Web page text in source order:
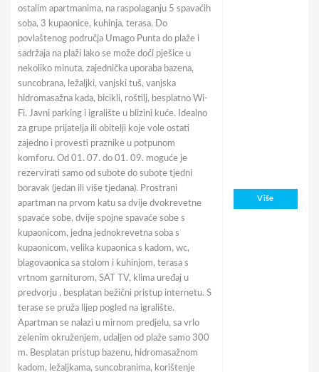
ostalim apartmanima, na raspolaganju 5 spavaćih
soba, 3 kupaonice, kuhinja, terasa. Do
povlaštenog područja Umago Punta do plaže i
sadržaja na plaži lako se može doći pješice u
nekoliko minuta, zajednička uporaba bazena,
suncobrana, ležaljki, vanjski tuš, vanjska
hidromasažna kada, bicikli, roštilj, besplatno Wi-
Fi. Javni parking i igralište u blizini kuće. Idealno
za grupe prijatelja ili obitelji koje vole ostati
zajedno i provesti praznike u potpunom
komforu. Od 01. 07. do 01. 09. moguće je
rezervirati samo od subote do subote tjedni
boravak (jedan ili više tjedana). Prostrani
apartman na prvom katu sa dvije dvokrevetne
spavaće sobe, dvije spojne spavaće sobe s
kupaonicom, jedna jednokrevetna soba s
kupaonicom, velika kupaonica s kadom, wc,
blagovaonica sa stolom i kuhinjom, terasa s
vrtnom garniturom, SAT TV, klima uređaj u
predvorju , besplatan bežični pristup internetu. S
terase se pruža lijep pogled na igralište.
Apartman se nalazi u mirnom predjelu, sa vrlo
zelenim okruženjem, udaljen od plaže samo 300
m. Besplatan pristup bazenu, hidromasažnom
kadom, ležaljkama, suncobranima, korištenje
Više